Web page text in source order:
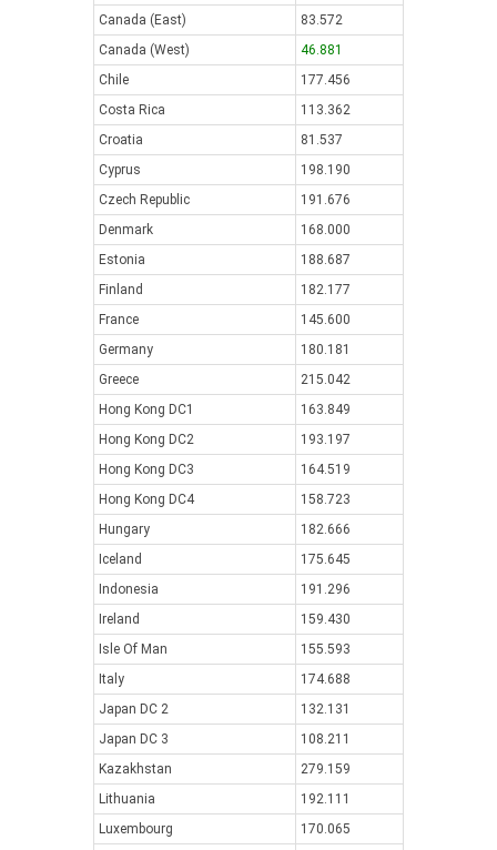
Canada (East)
83.572
Canada (West)
46.881
Chile
177.456
Costa Rica
113.362
Croatia
81.537
Cyprus
198.190
Czech Republic
191.676
Denmark
168.000
Estonia
188.687
Finland
182.177
France
145.600
Germany
180.181
Greece
215.042
Hong Kong DC1
163.849
Hong Kong DC2
193.197
Hong Kong DC3
164.519
Hong Kong DC4
158.723
Hungary
182.666
Iceland
175.645
Indonesia
191.296
Ireland
159.430
Isle Of Man
155.593
Italy
174.688
Japan DC 2
132.131
Japan DC 3
108.211
Kazakhstan
279.159
Lithuania
192.111
Luxembourg
170.065